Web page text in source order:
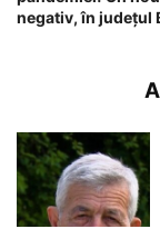
negativ, în județul